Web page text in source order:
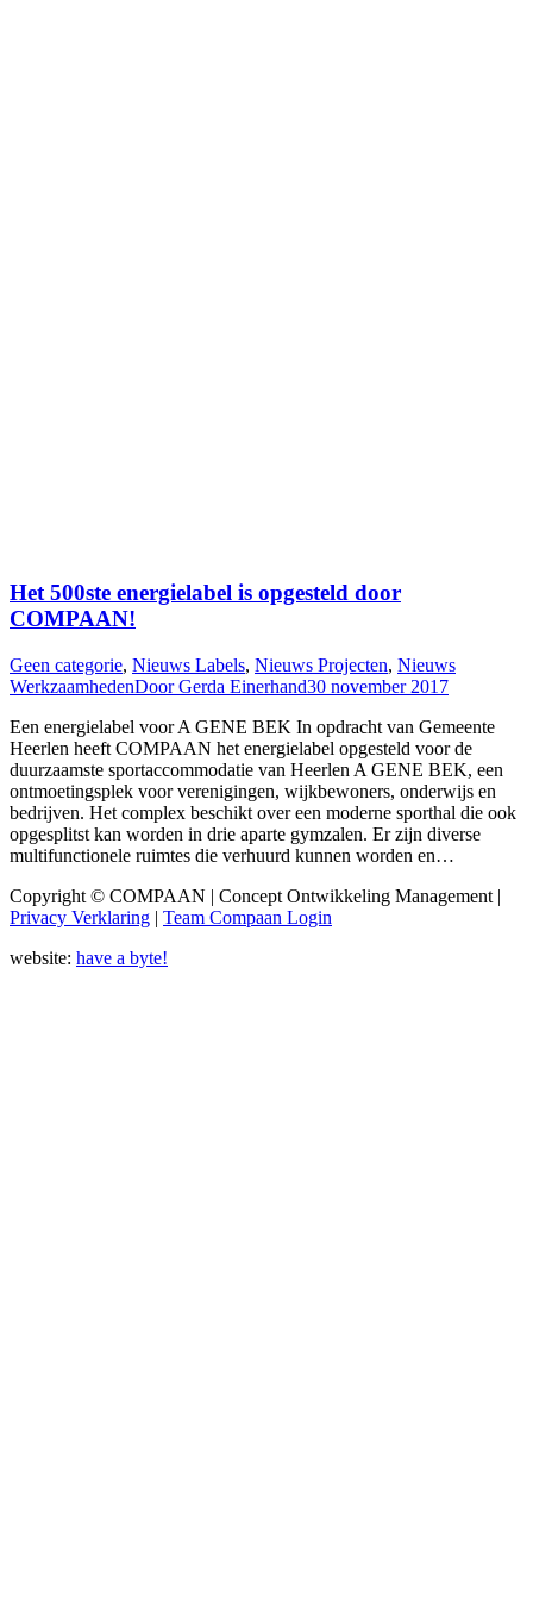
Het 500ste energielabel is opgesteld door
COMPAAN!
Geen categorie, Nieuws Labels, Nieuws Projecten, Nieuws
WerkzaamhedenDoorGerda Einerhand30 november 2017
Een energielabel voor A GENE BEK In opdracht van Gemeente
Heerlen heeft COMPAAN het energielabel opgesteld voor de
duurzaamste sportaccommodatie van Heerlen A GENE BEK, een
ontmoetingsplek voor verenigingen, wijkbewoners, onderwijs en
bedrijven. Het complex beschikt over een moderne sporthal die ook
opgesplitst kan worden in drie aparte gymzalen. Er zijn diverse
multifunctionele ruimtes die verhuurd kunnen worden en…
Copyright © COMPAAN | Concept Ontwikkeling Management |
Privacy Verklaring | Team Compaan Login
website: have a byte!